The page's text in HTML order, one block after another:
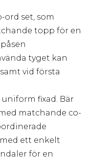
ord set, som
topp för en
tyget kan
vid första
fixad. Bär
matchande co-
ett enkelt
för en